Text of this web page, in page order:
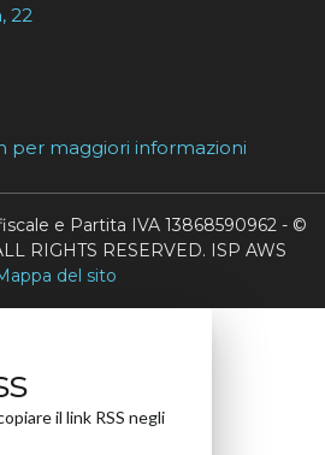
22
per maggiori informazioni
e Partita IVA 13868590962 - ©
RIGHTS RESERVED. ISP AWS
del sito
il link RSS negli